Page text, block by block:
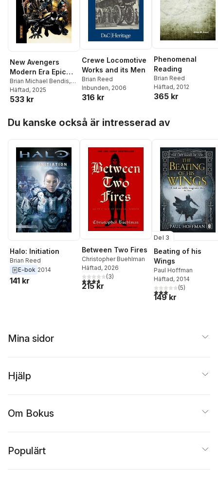
New Avengers
Modern Era Epic
Collection: The
Initiative
Brian Michael Bendis,
Warren Ellis,Brian Reed
Häftad, 2025
533 kr
Crewe Locomotive
Works and its Men
Brian Reed
Inbunden, 2006
316 kr
Phenomenal
Reading
Brian Reed
Häftad, 2012
365 kr
Du kanske också är intresserad av
Halo: Initiation
Brian Reed
E-bok 2014
141 kr
Between Two Fires
Christopher Buehlman
Häftad, 2026
3,7utav 5 stjärnor. Totalt antal röster:
(3)
215 kr
Del 3
Beating of his
Wings
Paul Hoffman
Häftad, 2014
3,0utav 5 stjärnor.
(5)
149 kr
Mina sidor
Hjälp
Om Bokus
Populärt